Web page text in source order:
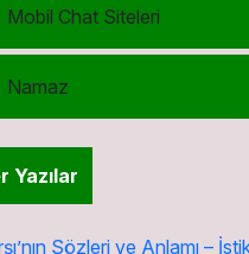
Mobil Chat Siteleri
Namaz
Yazılar